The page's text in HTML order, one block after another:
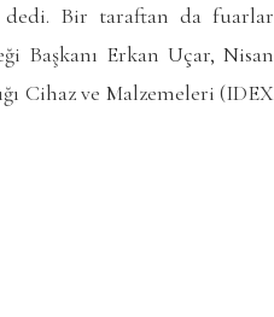
dedi. Bir taraftan da fuarlar
Başkanı Erkan Uçar, Nisan
Cihaz ve Malzemeleri (IDEX